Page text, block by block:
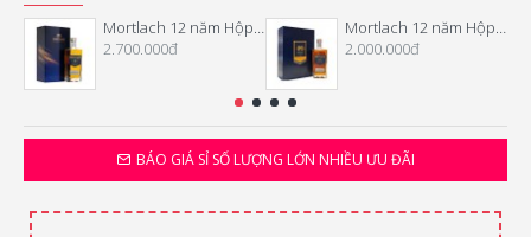
BÁO GIÁ SỈ SỐ LƯỢNG LỚN NHIỀU ƯU ĐÃI
Mortlach 12 năm Hộp quà Tết 2025
2.700.000đ
Mortlach 12 năm Hộp quà Tết 2024
2.000.000đ